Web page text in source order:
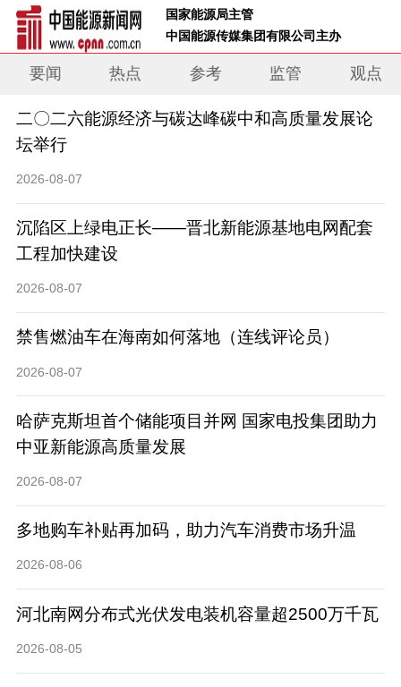
国家能源局主管
中国能源传媒集团有限公司主办
要闻 热点 参考 监管 观点
二〇二六能源经济与碳达峰碳中和高质量发展论
坛举行
2026-08-07
沉陷区上绿电正长——晋北新能源基地电网配套
工程加快建设
2026-08-07
禁售燃油车在海南如何落地（连线评论员）
2026-08-07
哈萨克斯坦首个储能项目并网 国家电投集团助力
中亚新能源高质量发展
2026-08-07
多地购车补贴再加码，助力汽车消费市场升温
2026-08-06
河北南网分布式光伏发电装机容量超2500万千瓦
2026-08-05